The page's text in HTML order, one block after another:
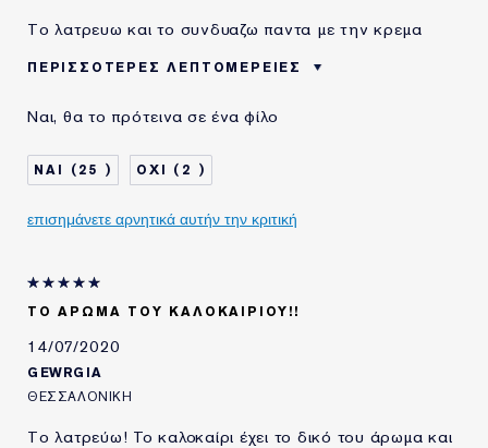
Το λατρευω και το συνδυαζω παντα με την κρεμα
ΠΕΡΙΣΣΌΤΕΡΕΣ ΛΕΠΤΟΜΈΡΕΙΕΣ
ΤΥΠΟΣ ΔΕΡΜΑΤΟΣ
ΚΑΝΟΝΙΚΟ/ΜΕΙΚΤΟ
ΑΝΑΓΚΗ ΕΠΙΔΕΡΜΙΔΑΣ
ΧΡΗΣΙΜΟΠΟΙΩ
LAUDER ΓΙΑ
Ναι, θα το πρότεινα σε ένα φίλο
25 2
επισημάνετε αρνητικά αυτήν την κριτική
ΤΟ ΑΡΩΜΑ ΤΟΥ ΚΑΛΟΚΑΙΡΙΟΥ!!
14/07/2020
GEWRGIA
ΘΕΣΣΑΛΟΝΙΚΗ
Το λατρεύω! To καλοκαίρι έχει το δικό του άρωμα και